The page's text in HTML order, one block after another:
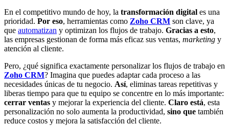
En el competitivo mundo de hoy, la transformación digital es una
prioridad. Por eso, herramientas como Zoho CRM son clave, ya
que automatizan y optimizan los flujos de trabajo. Gracias a esto,
las empresas gestionan de forma más eficaz sus ventas, marketing y
atención al cliente.
Pero, ¿qué significa exactamente personalizar los flujos de trabajo en
Zoho CRM? Imagina que puedes adaptar cada proceso a las
necesidades únicas de tu negocio. Así, eliminas tareas repetitivas y
liberas tiempo para que tu equipo se concentre en lo más importante:
cerrar ventas y mejorar la experiencia del cliente. Claro está, esta
personalización no solo aumenta la productividad, sino que también
reduce costos y mejora la satisfacción del cliente.